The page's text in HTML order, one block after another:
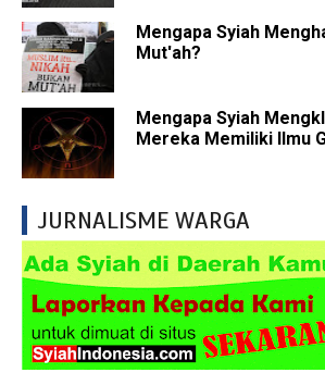
Mengapa Syiah
Mut'ah?
Mengapa Syiah
Mereka Memiliki Ilmu
JURNALISME WARGA